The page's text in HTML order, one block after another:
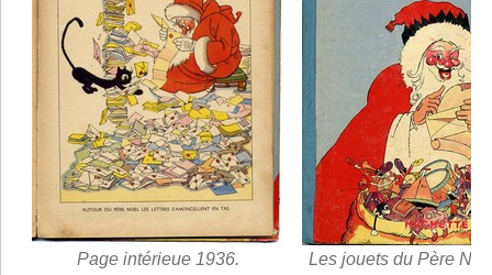
Page intérieue 1936. Les jouets du Père